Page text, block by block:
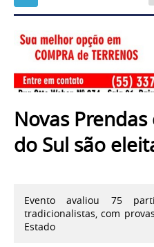
Novas
do Sul são
Evento avaliou 75
tradicionalistas, com
Estado